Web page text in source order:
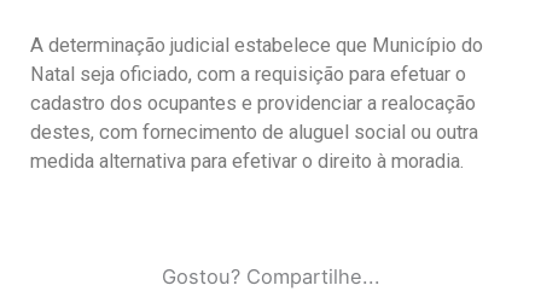
A determinação judicial estabelece que Município do
Natal seja oficiado, com a requisição para efetuar o
cadastro dos ocupantes e providenciar a realocação
destes, com fornecimento de aluguel social ou outra
medida alternativa para efetivar o direito à moradia.
Gostou? Compartilhe...